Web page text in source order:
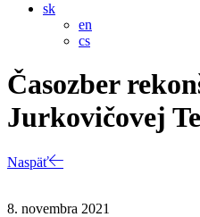
sk
en
cs
Časozber
Jurkovičovej
Naspäť
8. novembra 2021